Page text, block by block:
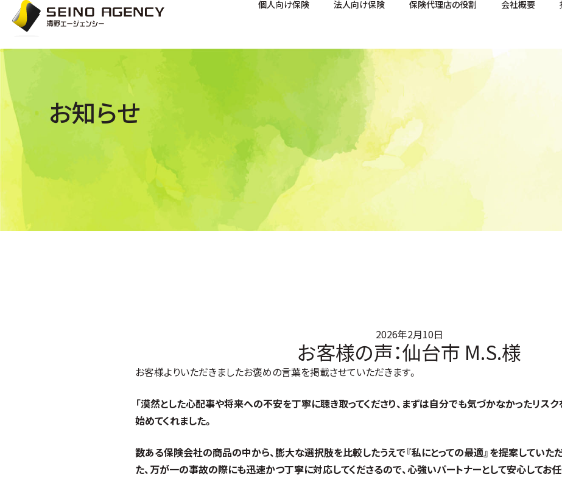
個人向け保険 法人向け保険 保険代理店の役割 会社概要
お知らせ
お客様の声：仙台市 M.S.様
2026年2月10日
お客様よりいただきましたお褒めの言葉を掲載させていただきます。
「漠然とした心配事や将来への不安を丁寧に聴き取ってくださり、まずは自分でも気づかなかったリス
始めてくれました。
数ある保険会社の商品の中から、膨大な選択肢を比較したうえで『私にとっての最適』を提案していた
た、万が一の事故の際にも迅速かつ丁寧に対応してくださるので、心強いパートナーとして安心してお任